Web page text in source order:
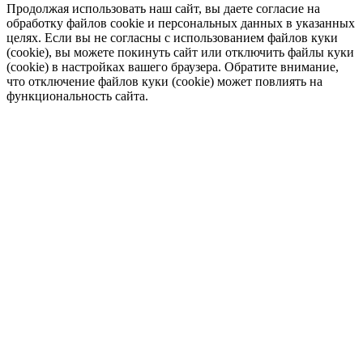
Продолжая использовать наш сайт, вы даете согласие на
обработку файлов cookie и персональных данных в указанных
целях. Если вы не согласны с использованием файлов куки
(cookie), вы можете покинуть сайт или отключить файлы куки
(cookie) в настройках вашего браузера. Обратите внимание,
что отключение файлов куки (cookie) может повлиять на
функциональность сайта.